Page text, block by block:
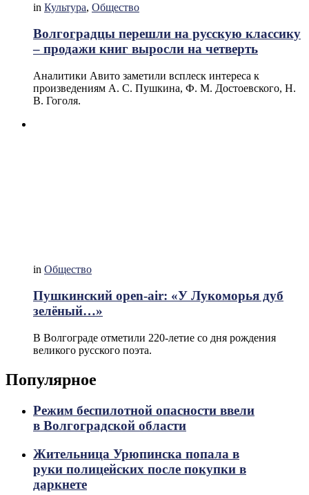
in Культура, Общество
Волгоградцы перешли на русскую классику
– продажи книг выросли на четверть
Аналитики Авито заметили всплеск интереса к
произведениям А. С. Пушкина, Ф. М. Достоевского, Н.
В. Гоголя.
in Общество
Пушкинский оpen-аir: «У Лукоморья дуб
зелёный…»
В Волгограде отметили 220-летие со дня рождения
великого русского поэта.
Популярное
Режим беспилотной опасности ввели
в Волгоградской области
Жительница Урюпинска попала в
руки полицейских после покупки в
даркнете